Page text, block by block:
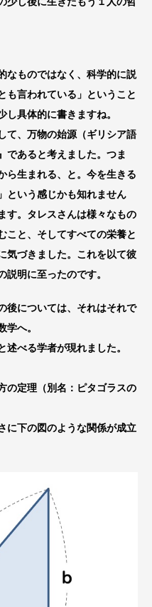
なものではなく、科学的に説
も言われている」ということ
し具体的に書きますね。
て、万物の始源（ギリシア語
であると考えました。つま
ら生まれる、と。今を生きる
という感じかも知れません
す。タレスさんは様々なもの
こと、そしてすべての栄養と
気づきました。これを以て彼
説明に至ったのです。
後については、それはそれで
学へ。
べる学者が現れました。
の定理（別名：ピタゴラスの
に下の図のような関係が成立